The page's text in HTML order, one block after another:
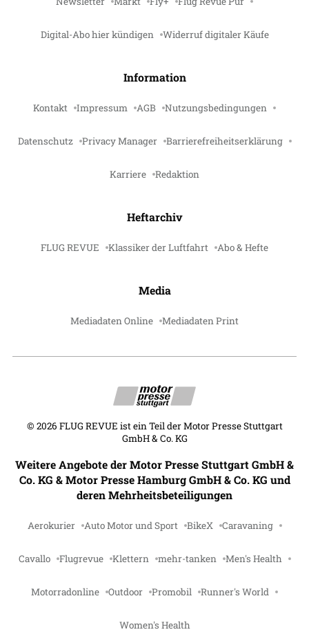
Digital-Abo hier kündigen Widerruf digitaler Käufe
Information
Kontakt Impressum AGB Nutzungsbedingungen
Datenschutz Privacy Manager Barrierefreiheitserklärung
Karriere Redaktion
Heftarchiv
FLUG REVUE Klassiker der Luftfahrt Abo & Hefte
Media
Mediadaten Online Mediadaten Print
© 2026 FLUG REVUE ist ein Teil der Motor Presse Stuttgart
GmbH & Co. KG
Weitere Angebote der Motor Presse Stuttgart GmbH &
Co. KG & Motor Presse Hamburg GmbH & Co. KG und
deren Mehrheitsbeteiligungen
Aerokurier Auto Motor und Sport BikeX Caravaning
Cavallo Flugrevue Klettern mehr-tanken Men's Health
Motorradonline Outdoor Promobil Runner's World
Women's Health